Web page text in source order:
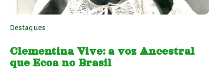
Destaques
Clementina Vive: a voz Ancestral
que Ecoa no Brasil